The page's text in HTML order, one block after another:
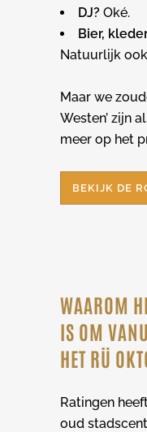
DJ? Oké.
Bier,
Natuurlijk
Maar we
Westen’ zijn
meer op het
BEKIJK DE
WAAROM
IS OM
HET RÜ
Ratingen
oud